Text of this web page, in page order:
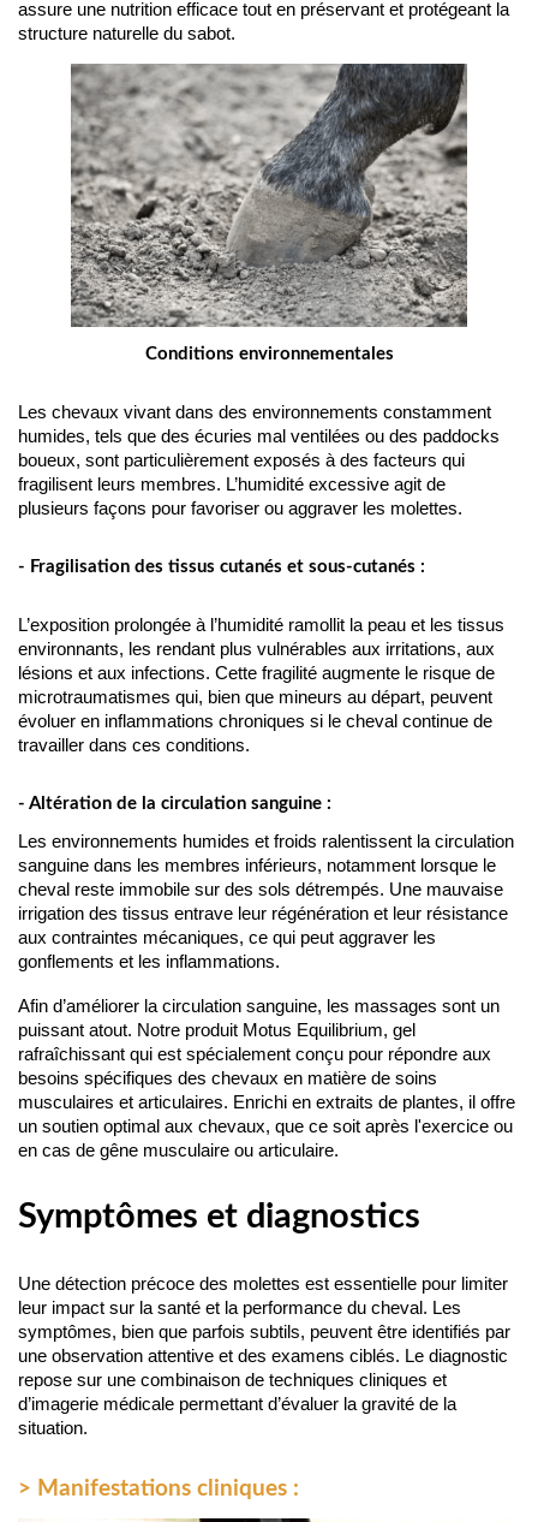
assure une nutrition efficace tout en préservant et protégeant la
structure naturelle du sabot.
Conditions environnementales
Les chevaux vivant dans des environnements constamment
humides, tels que des écuries mal ventilées ou des paddocks
boueux, sont particulièrement exposés à des facteurs qui
fragilisent leurs membres. L’humidité excessive agit de
plusieurs façons pour favoriser ou aggraver les molettes.
- Fragilisation des tissus cutanés et sous-cutanés :
L’exposition prolongée à l’humidité ramollit la peau et les tissus
environnants, les rendant plus vulnérables aux irritations, aux
lésions et aux infections. Cette fragilité augmente le risque de
microtraumatismes qui, bien que mineurs au départ, peuvent
évoluer en inflammations chroniques si le cheval continue de
travailler dans ces conditions.
- Altération de la circulation sanguine :
Les environnements humides et froids ralentissent la circulation
sanguine dans les membres inférieurs, notamment lorsque le
cheval reste immobile sur des sols détrempés. Une mauvaise
irrigation des tissus entrave leur régénération et leur résistance
aux contraintes mécaniques, ce qui peut aggraver les
gonflements et les inflammations.
Afin d’améliorer la circulation sanguine, les massages sont un
puissant atout. Notre produit Motus Equilibrium, gel
rafraîchissant qui est spécialement conçu pour répondre aux
besoins spécifiques des chevaux en matière de soins
musculaires et articulaires. Enrichi en extraits de plantes, il offre
un soutien optimal aux chevaux, que ce soit après l'exercice ou
en cas de gêne musculaire ou articulaire.
Symptômes et diagnostics
Une détection précoce des molettes est essentielle pour limiter
leur impact sur la santé et la performance du cheval. Les
symptômes, bien que parfois subtils, peuvent être identifiés par
une observation attentive et des examens ciblés. Le diagnostic
repose sur une combinaison de techniques cliniques et
d’imagerie médicale permettant d’évaluer la gravité de la
situation.
> Manifestations cliniques :